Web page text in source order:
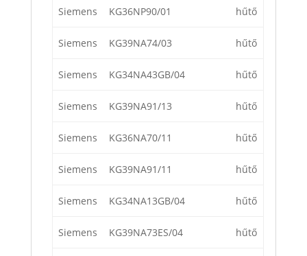
Siemens KG36NP90/01 hűtő
Siemens KG39NA74/03 hűtő
Siemens KG34NA43GB/04 hűtő
Siemens KG39NA91/13 hűtő
Siemens KG36NA70/11 hűtő
Siemens KG39NA91/11 hűtő
Siemens KG34NA13GB/04 hűtő
Siemens KG39NA73ES/04 hűtő